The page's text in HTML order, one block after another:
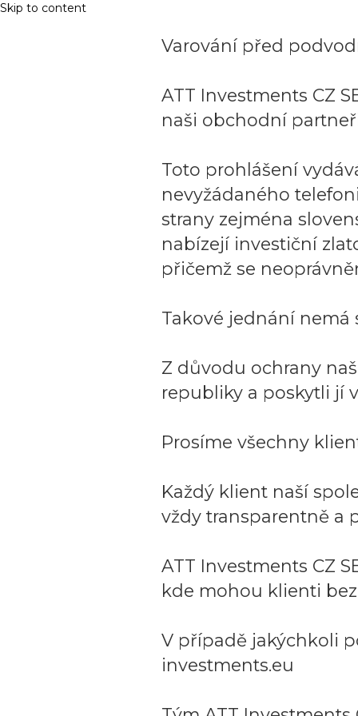
Skip to content
Varování před
ATT Investments CZ
naši obchodní
Toto prohlášení
nevyžádaného
strany zejména
nabízejí investiční
přičemž se
Takové jednání nemá
Z důvodu ochrany
republiky a poskytli jí
Prosíme všechny
Každý klient naší
vždy transparentně a
ATT Investments CZ
kde mohou klienti
V případě jakýchkoli
investments.eu